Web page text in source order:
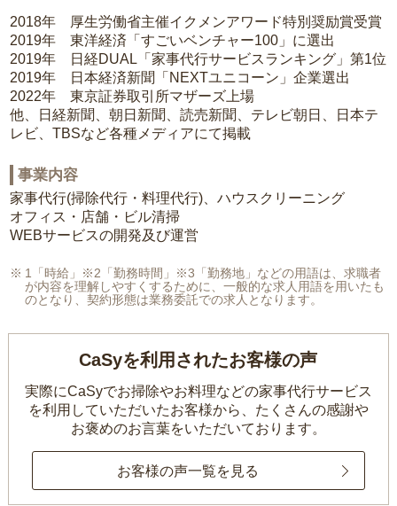
2018年 厚生労働省主催イクメンアワード特別奨励賞受賞
2019年 東洋経済「すごいベンチャー100」に選出
2019年 日経DUAL「家事代行サービスランキング」第1位
2019年 日本経済新聞「NEXTユニコーン」企業選出
2022年 東京証券取引所マザーズ上場
他、日経新聞、朝日新聞、読売新聞、テレビ朝日、日本テ
レビ、TBSなど各種メディアにて掲載
事業内容
家事代行(掃除代行・料理代行)、ハウスクリーニング
オフィス・店舗・ビル清掃
WEBサービスの開発及び運営
1「時給」※2「勤務時間」※3「勤務地」などの用語は、求職者
が内容を理解しやすくするために、一般的な求人用語を用いたも
のとなり、契約形態は業務委託での求人となります。
CaSyを利用されたお客様の声
実際にCaSyでお掃除やお料理などの家事代行サービス
を利用していただいたお客様から、 たくさんの感謝や
お褒めのお言葉をいただいております。
お客様の声一覧を見る